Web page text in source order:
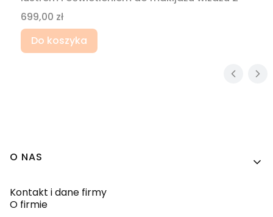
Cena
699,00 zł
Do koszyka
Linki w stopce
O NAS
Kontakt i dane firmy
O firmie